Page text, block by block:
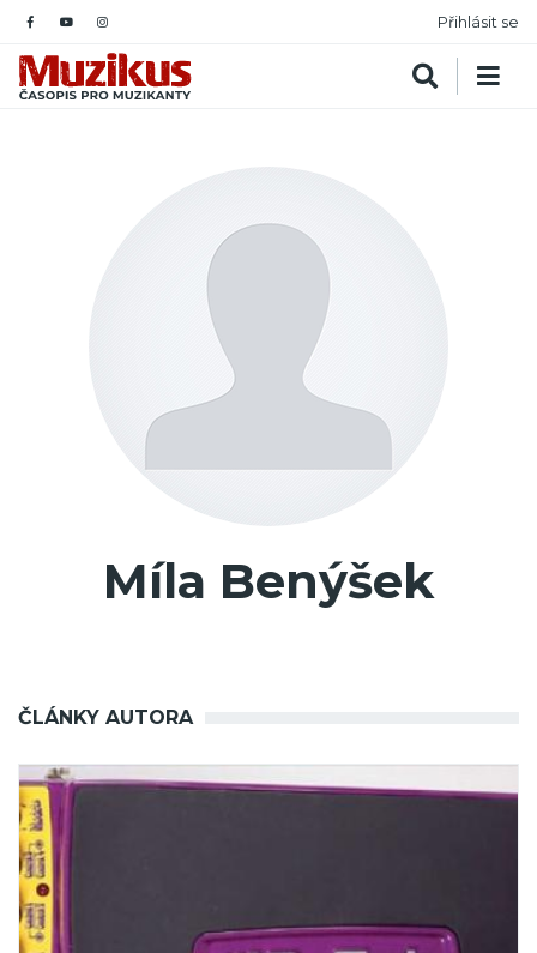
Přihlásit se
Míla Benýšek
ČLÁNKY AUTORA